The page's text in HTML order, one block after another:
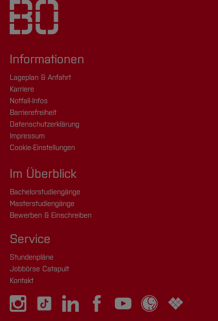
Informationen
Lageplan & Anfahrt
Karriere
Notfall-Infos
Barrierefreiheit
Datenschutzerklärung
Impressum
Cookie-Einstellungen
Im Überblick
Bachelorstudiengänge
Masterstudiengänge
Bewerben & Einschreiben
Service
Stundenpläne
Jobbörse Catapult
Kontakt